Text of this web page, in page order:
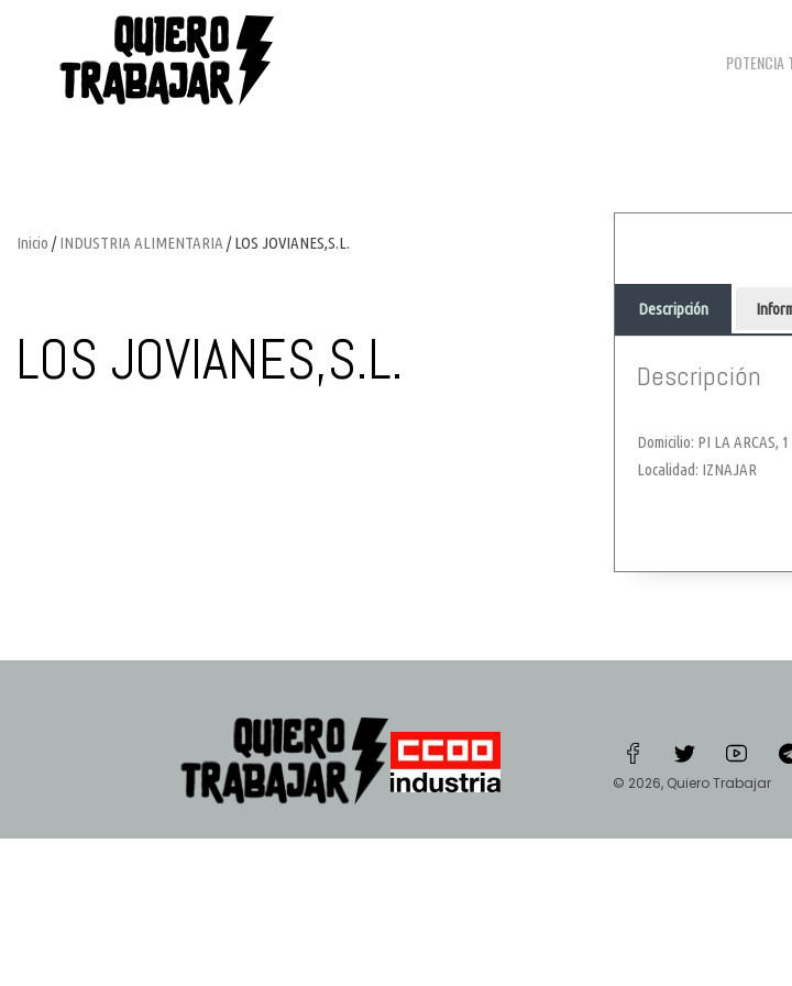
POTENCIA
Inicio /INDUSTRIA ALIMENTARIA / LOS JOVIANES,S.L.
LOS JOVIANES,S.L.
Descripción
Descripción
Domicilio: PI LA ARCAS, 1
Localidad: IZNAJAR
© 2026, Quiero Trabajar